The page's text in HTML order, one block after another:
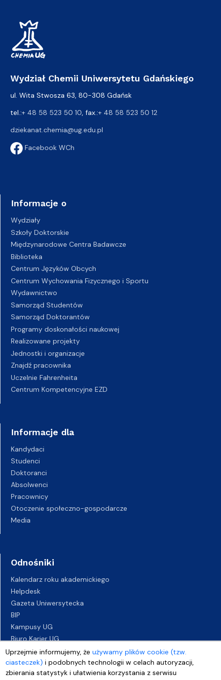
Uprzejmie informujemy, żeużywamy plików cookie (tzw.
ciasteczek) i podobnych technologii w celach autoryzacji,
zbierania statystyk i ułatwienia korzystania z serwisu
Wydział Chemii Uniwersytetu Gdańskiego
ul. Wita Stwosza 63, 80-308 Gdańsk
tel.:+ 48 58 523 50 10, fax.:+ 48 58 523 50 12
dziekanat.chemia@ug.edu.pl
Facebook WCh
Informacje o
Wydziały
Szkoły Doktorskie
Międzynarodowe Centra Badawcze
Biblioteka
Centrum Języków Obcych
Centrum Wychowania Fizycznego i Sportu
Wydawnictwo
Samorząd Studentów
Samorząd Doktorantów
Programy doskonałości naukowej
Realizowane projekty
Jednostki i organizacje
Znajdź pracownika
Uczelnie Fahrenheita
Centrum Kompetencyjne EZD
Informacje dla
Kandydaci
Studenci
Doktoranci
Absolwenci
Pracownicy
Otoczenie społeczno-gospodarcze
Media
Odnośniki
Kalendarz roku akademickiego
Helpdesk
Gazeta Uniwersytecka
BIP
Kampusy UG
Biuro Karier UG
Oferty pracy
Deklaracja dostępności